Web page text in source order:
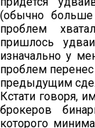
(обычно
проблем
пришлось
изначально у
проблем
предыдущим
Кстати говоря,
брокеров
которого